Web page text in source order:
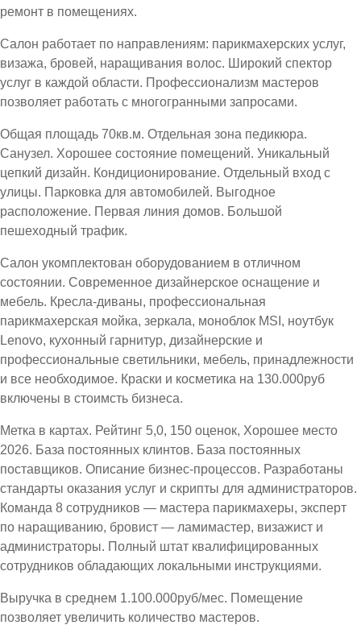
ремонт в помещениях.
Салон работает по направлениям: парикмахерских услуг,
визажа, бровей, наращивания волос. Широкий спектор
услуг в каждой области. Профессионализм мастеров
позволяет работать с многогранными запросами.
Общая площадь 70кв.м. Отдельная зона педикюра.
Санузел. Хорошее состояние помещений. Уникальный
цепкий дизайн. Кондиционирование. Отдельный вход с
улицы. Парковка для автомобилей. Выгодное
расположение. Первая линия домов. Большой
пешеходный трафик.
Салон укомплектован оборудованием в отличном
состоянии. Современное дизайнерское оснащение и
мебель. Кресла-диваны, профессиональная
парикмахерская мойка, зеркала, моноблок MSI, ноутбук
Lenovo, кухонный гарнитур, дизайнерские и
профессиональные светильники, мебель, принадлежности
и все необходимое. Краски и косметика на 130.000руб
включены в стоимсть бизнеса.
Метка в картах. Рейтинг 5,0, 150 оценок, Хорошее место
2026. База постоянных клинтов. База постоянных
поставщиков. Описание бизнес-процессов. Разработаны
стандарты оказания услуг и скрипты для администраторов.
Команда 8 сотрудников — мастера парикмахеры, эксперт
по наращиванию, бровист — ламимастер, визажист и
администраторы. Полный штат квалифицированных
сотрудников обладающих локальными инструкциями.
Выручка в среднем 1.100.000руб/мес. Помещение
позволяет увеличить количество мастеров.